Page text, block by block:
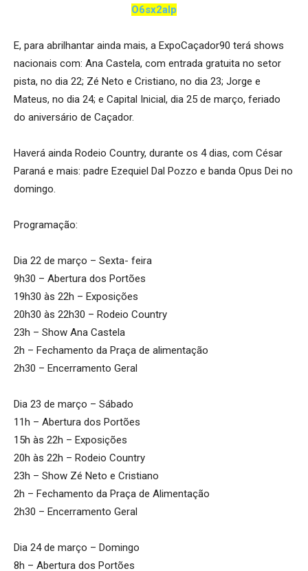
O6sx2aIp
E, para abrilhantar ainda mais, a ExpoCaçador90 terá shows
nacionais com: Ana Castela, com entrada gratuita no setor
pista, no dia 22; Zé Neto e Cristiano, no dia 23; Jorge e
Mateus, no dia 24; e Capital Inicial, dia 25 de março, feriado
do aniversário de Caçador.
Haverá ainda Rodeio Country, durante os 4 dias, com César
Paraná e mais: padre Ezequiel Dal Pozzo e banda Opus Dei no
domingo.
Programação:
Dia 22 de março – Sexta- feira
9h30 – Abertura dos Portões
19h30 às 22h – Exposições
20h30 às 22h30 – Rodeio Country
23h – Show Ana Castela
2h – Fechamento da Praça de alimentação
2h30 – Encerramento Geral
Dia 23 de março – Sábado
11h – Abertura dos Portões
15h às 22h – Exposições
20h às 22h – Rodeio Country
23h – Show Zé Neto e Cristiano
2h – Fechamento da Praça de Alimentação
2h30 – Encerramento Geral
Dia 24 de março – Domingo
8h – Abertura dos Portões